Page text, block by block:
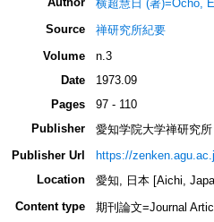
横超慧日 (著)=Ocho,
Source
禅研究所紀要
Volume
n.3
Date
1973.09
Pages
97 - 110
Publisher
愛知学院大学禅研究所
Publisher Url
https://
Location
愛知, 日本 [Aichi,
Content type
期刊論文=Journal